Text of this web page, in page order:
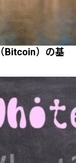
Bitcoin）の基